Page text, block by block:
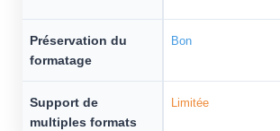
Préservation du
formatage
Bon
Support de
multiples formats
Limitée